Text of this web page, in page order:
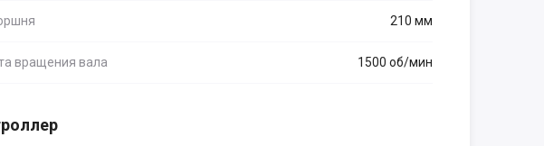
210 мм
вращения вала 1500 об/мин